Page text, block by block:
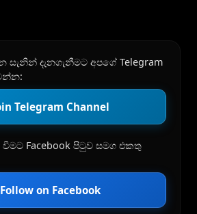
සැනින් දැනගැනීමට අපගේ Telegram
Telegram Channel
Facebook පිටුව සමග එකතු
Follow on Facebook